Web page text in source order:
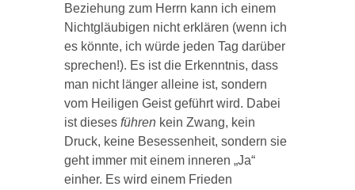
Beziehung zum Herrn kann ich einem
Nichtgläubigen nicht erklären (wenn ich
es könnte, ich würde jeden Tag darüber
sprechen!). Es ist die Erkenntnis, dass
man nicht länger alleine ist, sondern
vom Heiligen Geist geführt wird. Dabei
ist dieses führenkein Zwang, kein
Druck, keine Besessenheit, sondern sie
geht immer mit einem inneren „Ja“
einher. Es wird einem Frieden